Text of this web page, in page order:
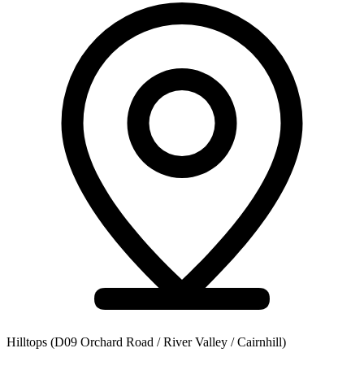
Hilltops (D09 Orchard Road / River Valley / Cairnhill)